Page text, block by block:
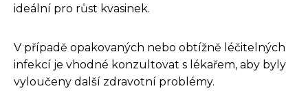
ideální pro růst kvasinek.
V případě opakovaných nebo obtížně léčitelných
infekcí je vhodné konzultovat s lékařem, aby byly
vyloučeny další zdravotní problémy.